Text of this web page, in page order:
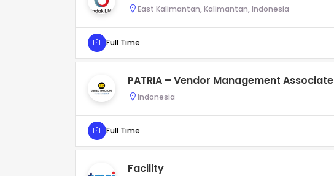
East Kalimantan, Kalimantan, Indonesia
Full Time
PATRIA – Vendor Management Associate
Indonesia
Full Time
Facility